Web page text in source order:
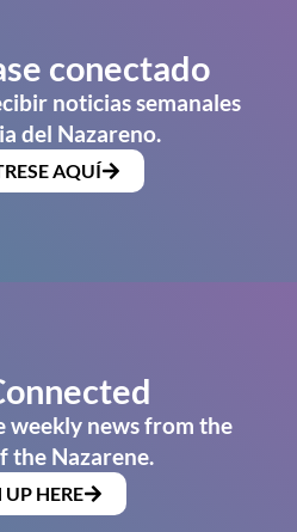
conectado
noticias semanales
del Nazareno.
AQUÍ
weekly news from the
the Nazarene.
UP HERE